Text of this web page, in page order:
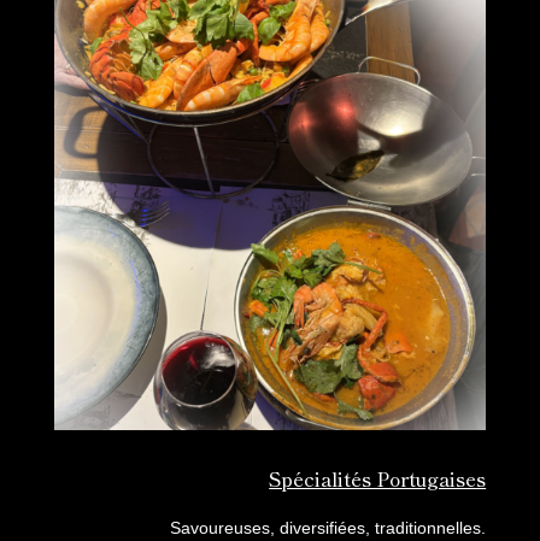
Spécialités Portugaises
Savoureuses, diversifiées, traditionnelles.